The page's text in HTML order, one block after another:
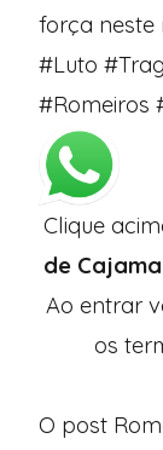
força neste
#Luto
#Romeiros
Clique
de
Ao entrar
os
O post